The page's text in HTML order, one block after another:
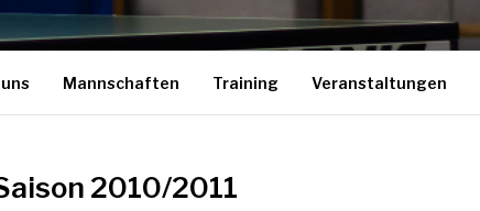
Mannschaften Training Veranstaltungen
2010/2011